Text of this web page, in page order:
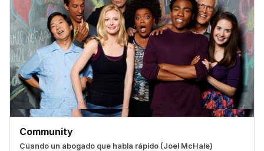
Community
Cuando un abogado que habla rápido (Joel McHale)